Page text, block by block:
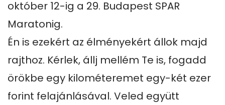
október 12-ig a 29. Budapest SPAR
Maratonig.
Én is ezekért az élményekért állok majd
rajthoz. Kérlek, állj mellém Te is, fogadd
örökbe egy kilométeremet egy-két ezer
forint felajánlásával. Veled együtt